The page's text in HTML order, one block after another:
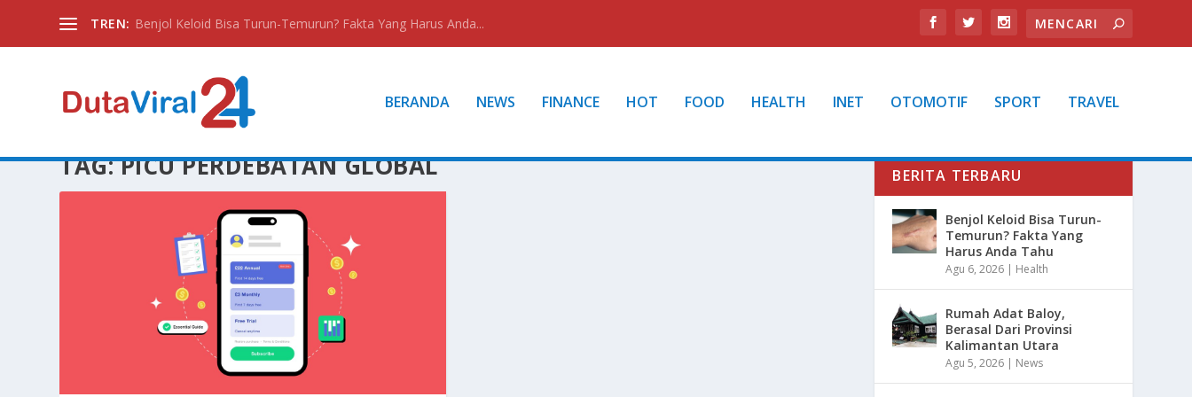
TREN: Benjol Keloid Bisa Turun-Temurun? Fakta Yang Harus Anda...
BERANDA NEWS FINANCE HOT FOOD HEALTH INET OTOMOTIF SPORT TRAVEL
TAG:PICU PERDEBATAN GLOBAL BERITA TERBARU
Benjol Keloid Bisa Turun-
Temurun? Fakta Yang
Harus Anda Tahu
Agu 6, 2026 | Health
Rumah Adat Baloy,
Berasal Dari Provinsi
Kalimantan Utara
Agu 5, 2026 | News